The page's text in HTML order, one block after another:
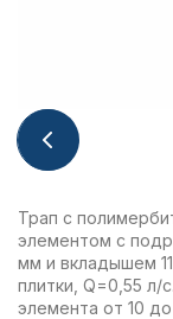
Трап с
элементом с
мм и вкладышем
плитки, Q=0,55 л/
элемента от 10